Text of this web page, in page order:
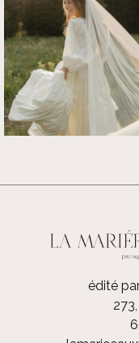
édité